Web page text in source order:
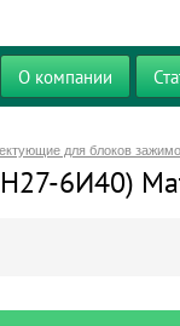
О компании
для блоков
6И40)